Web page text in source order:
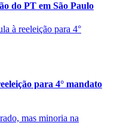
do PT em São Paulo
para 4° mandato